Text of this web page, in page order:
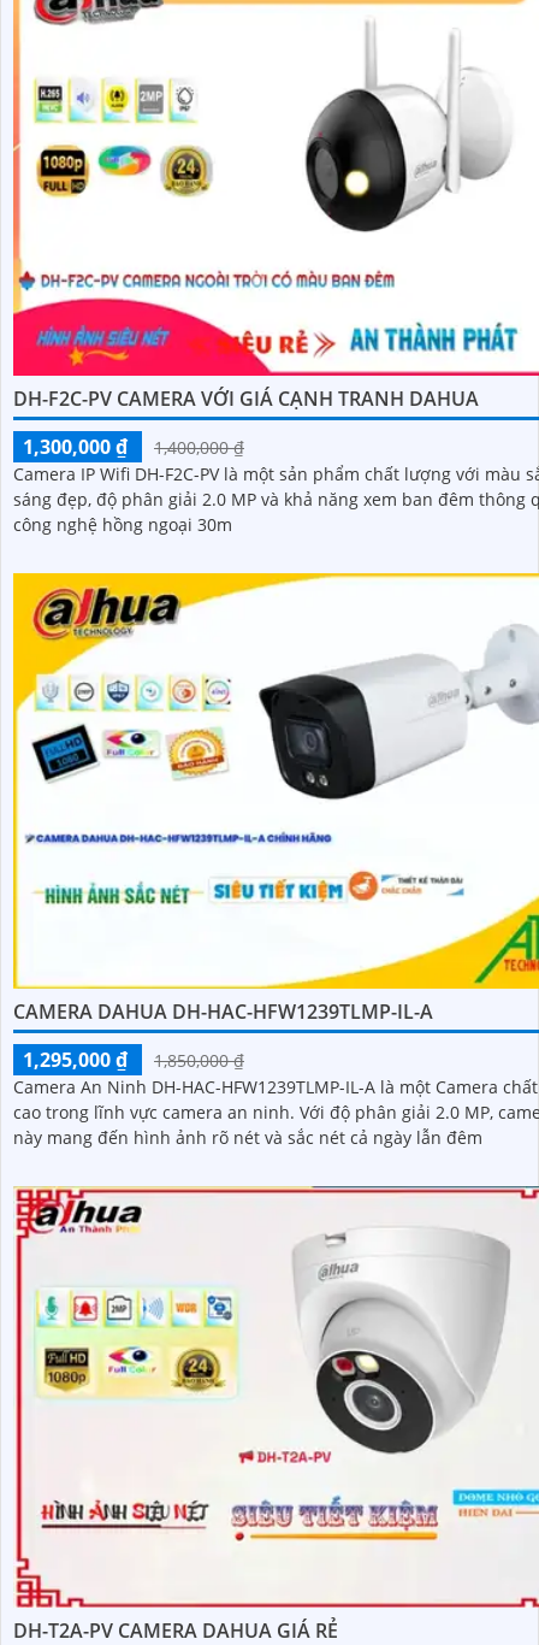
DH-F2C-PV CAMERA VỚI GIÁ CẠNH TRANH DAHUA
1,300,000 ₫
1,400,000 ₫
Camera IP Wifi DH-F2C-PV là một sản phẩm chất lượng với màu
sáng đẹp, độ phân giải 2.0 MP và khả năng xem ban đêm thông
công nghệ hồng ngoại 30m
CAMERA DAHUA DH-HAC-HFW1239TLMP-IL-A
1,295,000 ₫
1,850,000 ₫
Camera An Ninh DH-HAC-HFW1239TLMP-IL-A là một Camera
cao trong lĩnh vực camera an ninh. Với độ phân giải 2.0 MP, camera
này mang đến hình ảnh rõ nét và sắc nét cả ngày lẫn đêm
DH-T2A-PV CAMERA DAHUA GIÁ RẺ